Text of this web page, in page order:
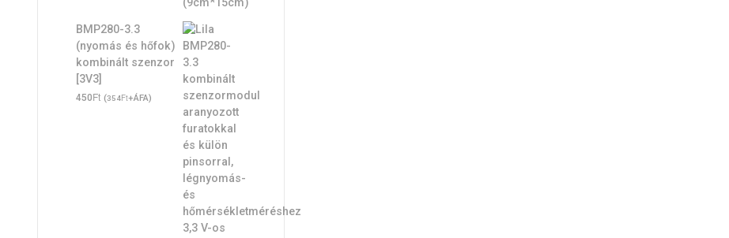
BMP280-3.3
(nyomás és hőfok)
kombinált szenzor
[3V3]
450Ft (354Ft+ÁFA)